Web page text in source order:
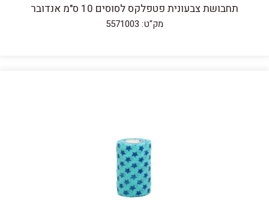
תחבושת צבעונית פטפלקס לסוסים 10 ס"מ אנדובר
מק"ט: 5571003